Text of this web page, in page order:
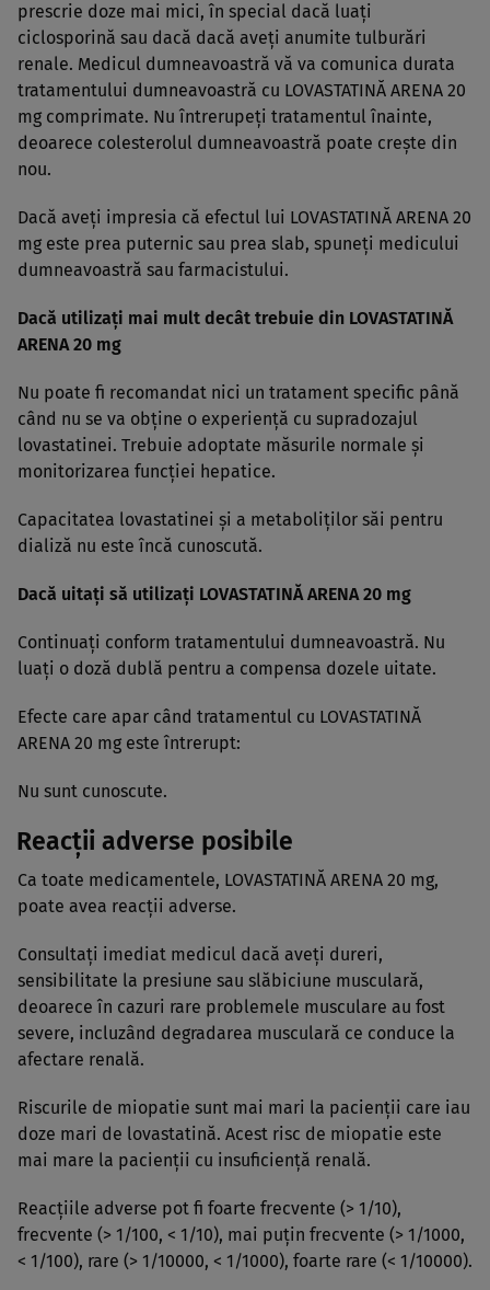
prescrie doze mai mici, în special dacă luaţi
ciclosporină sau dacă dacă aveţi anumite tulburări
renale. Medicul dumneavoastră vă va comunica durata
tratamentului dumneavoastră cu LOVASTATINĂ ARENA 20
mg comprimate. Nu întrerupeţi tratamentul înainte,
deoarece colesterolul dumneavoastră poate creşte din
nou.
Dacă aveţi impresia că efectul lui LOVASTATINĂ ARENA 20
mg este prea puternic sau prea slab, spuneţi medicului
dumneavoastră sau farmacistului.
Dacă utilizaţi mai mult decât trebuie din LOVASTATINĂ
ARENA 20 mg
Nu poate fi recomandat nici un tratament specific până
când nu se va obţine o experienţă cu supradozajul
lovastatinei. Trebuie adoptate măsurile normale şi
monitorizarea funcţiei hepatice.
Capacitatea lovastatinei şi a metaboliţilor săi pentru
dializă nu este încă cunoscută.
Dacă uitaţi să utilizaţi LOVASTATINĂ ARENA 20 mg
Continuaţi conform tratamentului dumneavoastră. Nu
luaţi o doză dublă pentru a compensa dozele uitate.
Efecte care apar când tratamentul cu LOVASTATINĂ
ARENA 20 mg este întrerupt:
Nu sunt cunoscute.
Reacţii adverse posibile
Ca toate medicamentele, LOVASTATINĂ ARENA 20 mg,
poate avea reacţii adverse.
Consultaţi imediat medicul dacă aveţi dureri,
sensibilitate la presiune sau slăbiciune musculară,
deoarece în cazuri rare problemele musculare au fost
severe, incluzând degradarea musculară ce conduce la
afectare renală.
Riscurile de miopatie sunt mai mari la pacienţii care iau
doze mari de lovastatină. Acest risc de miopatie este
mai mare la pacienţii cu insuficienţă renală.
Reacţiile adverse pot fi foarte frecvente (> 1/10),
frecvente (> 1/100, < 1/10), mai puţin frecvente (> 1/1000,
< 1/100), rare (> 1/10000, < 1/1000), foarte rare (< 1/10000).